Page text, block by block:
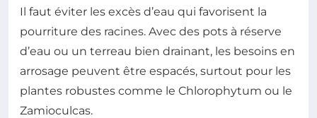
Il faut éviter les excès d’eau qui favorisent la
pourriture des racines. Avec des pots à réserve
d’eau ou un terreau bien drainant, les besoins en
arrosage peuvent être espacés, surtout pour les
plantes robustes comme le Chlorophytum ou le
Zamioculcas.